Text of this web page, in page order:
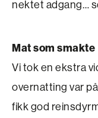
nektet adgang…
Mat som smakte
Vi tok en ekstra
overnatting var
fikk god